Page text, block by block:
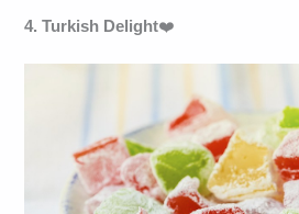
4. Turkish Delight❤️